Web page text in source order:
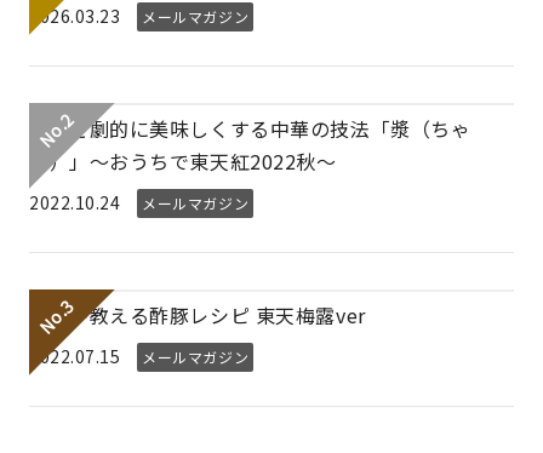
2026.03.23 メールマガジン
素材を劇的に美味しくする中華の技法「漿（ちゃ
ん）」～おうちで東天紅2022秋～
2022.10.24 メールマガジン
プロが教える酢豚レシピ 東天梅露ver
2022.07.15 メールマガジン